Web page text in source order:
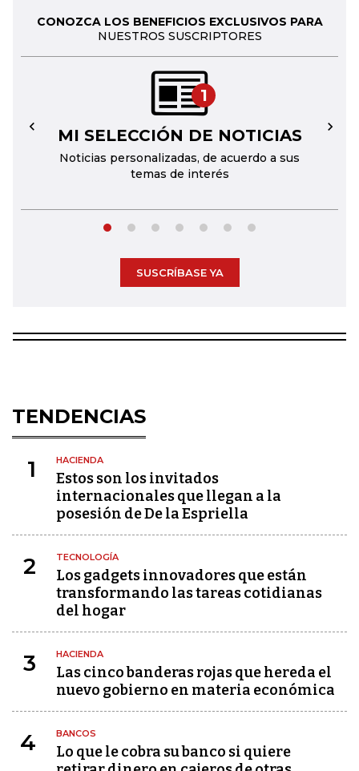
CONOZCA LOS BENEFICIOS EXCLUSIVOS PARA
NUESTROS SUSCRIPTORES
1
MI SELECCIÓN DE NOTICIAS
Noticias personalizadas, de acuerdo a sus
temas de interés
← →
SUSCRÍBASE YA
TENDENCIAS
1 HACIENDA
Estos son los invitados
internacionales que llegan a la
posesión de De la Espriella
2 TECNOLOGÍA
Los gadgets innovadores que están
transformando las tareas cotidianas
del hogar
3 HACIENDA
Las cinco banderas rojas que hereda el
nuevo gobierno en materia económica
4 BANCOS
Lo que le cobra su banco si quiere